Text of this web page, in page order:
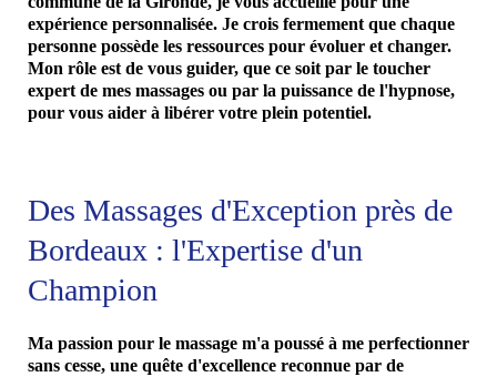
expérience personnalisée. Je crois fermement que chaque
personne possède les ressources pour évoluer et changer.
Mon rôle est de vous guider, que ce soit par le toucher
expert de mes massages ou par la puissance de l'hypnose,
pour vous aider à libérer votre plein potentiel.
Des Massages d'Exception près de
Bordeaux : l'Expertise d'un
Champion
Ma passion pour le massage m'a poussé à me perfectionner
sans cesse, une quête d'excellence reconnue par de